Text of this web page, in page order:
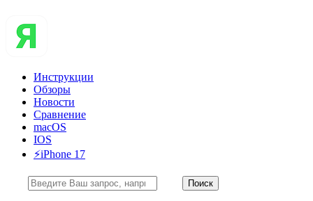
Инструкции
Обзоры
Новости
Сравнение
macOS
IOS
⚡️iPhone 17